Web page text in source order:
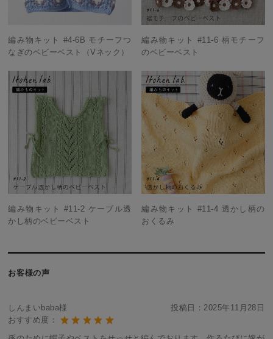
編み物キット #4-6B モチーフつ
なぎのベビーベスト（Vネック）
編み物キット #11-6 柄モチーフ
のベビーベスト
編み物キット #11-2 ケーブル透
かし柄のベビーベスト
編み物キット #11-4 透かし柄の
おくるみ
お客様の声
しんまいbaba様 投稿日：2025年11月28日
おすすめ度：